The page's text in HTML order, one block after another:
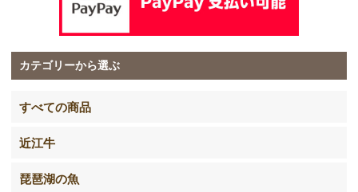
カテゴリーから選ぶ
すべての商品
近江牛
琵琶湖の魚